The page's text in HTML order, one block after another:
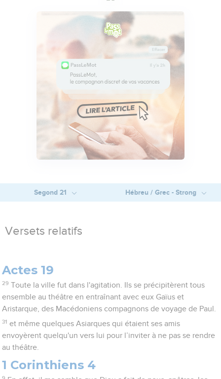
Segond 21 Hébreu / Grec - Strong
Versets relatifs
Actes 19
29 Toute la ville fut dans l'agitation. Ils se précipitèrent tous
ensemble au théâtre en entraînant avec eux Gaïus et
Aristarque, des Macédoniens compagnons de voyage de Paul.
31 et même quelques Asiarques qui étaient ses amis
envoyèrent quelqu'un vers lui pour l’inviter à ne pas se rendre
au théâtre.
1 Corinthiens 4